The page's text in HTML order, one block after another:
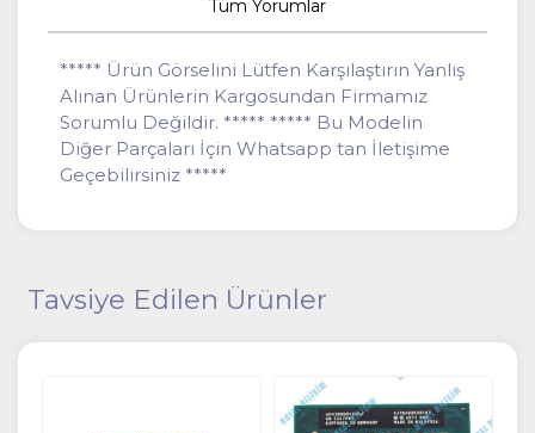
Tüm Yorumlar
***** Ürün Görselini Lütfen Karşılaştırın Yanlış
Alınan Ürünlerin Kargosundan Firmamız
Sorumlu Değildir. ***** ***** Bu Modelin
Diğer Parçaları İçin Whatsapp tan İletişime
Geçebilirsiniz *****
Tavsiye Edilen Ürünler